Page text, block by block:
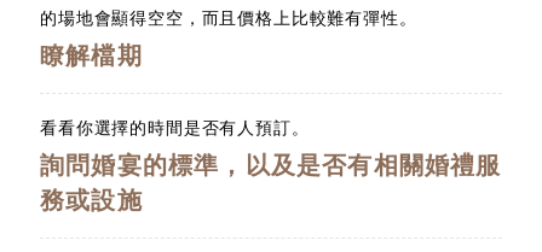
的場地會顯得空空，而且價格上比較難有彈性。
瞭解檔期
看看你選擇的時間是否有人預訂。
詢問婚宴的標準，以及是否有相關婚禮服
務或設施